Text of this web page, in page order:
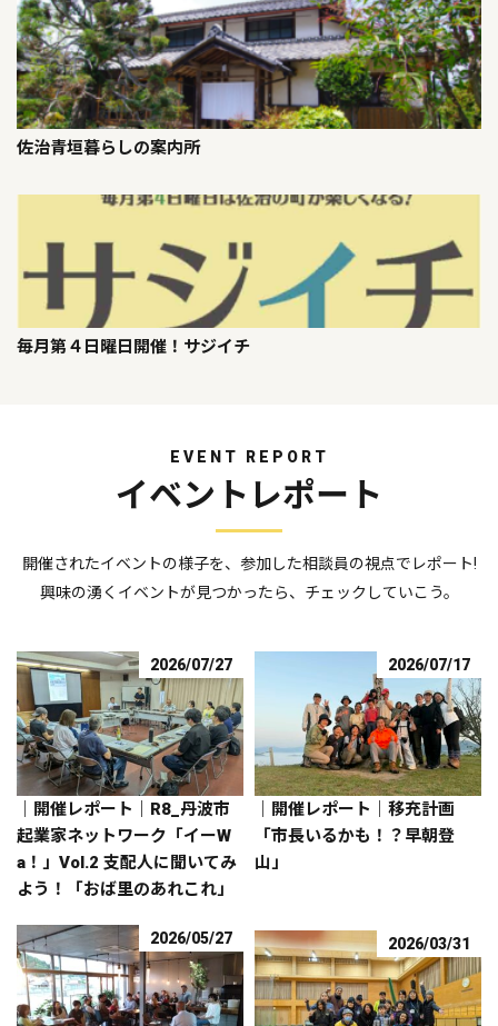
佐治青垣暮らしの案内所
毎月第４日曜日開催！サジイチ
EVENT REPORT
イベントレポート
開催されたイベントの様子を、参加した相談員の視点でレポート!
興味の湧くイベントが見つかったら、チェックしていこう。
2026/07/27
｜開催レポート｜R8_丹波市
起業家ネットワーク「イーW
a！」Vol.2 支配人に聞いてみ
よう！「おば里のあれこれ」
2026/07/17
｜開催レポート｜移充計画
「市長いるかも！？早朝登
山」
2026/05/27 2026/03/31